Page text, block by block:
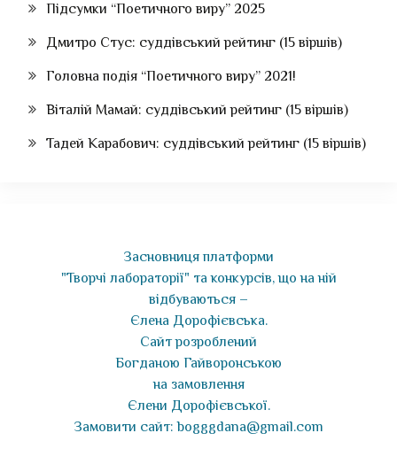
Підсумки “Поетичного виру” 2025
Дмитро Стус: суддівський рейтинг (15 віршів)
Головна подія “Поетичного виру” 2021!
Віталій Мамай: суддівський рейтинг (15 віршів)
Тадей Карабович: суддівський рейтинг (15 віршів)
Засновниця платформи
"Творчі лабораторії" та конкурсів, що на ній
відбуваються –
Єлена Дорофієвська.
Сайт розроблений
Богданою Гайворонською
на замовлення
Єлени Дорофієвської.
Замовити сайт: bogggdana@gmail.com